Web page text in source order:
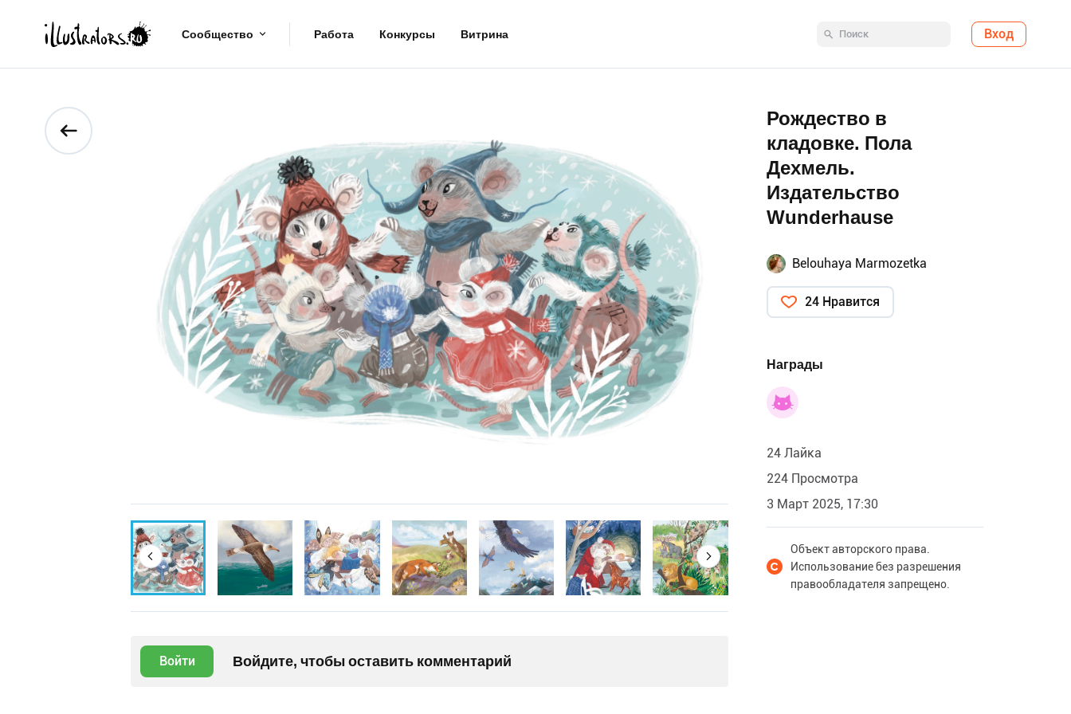
Сообщество Работа Конкурсы Витрина Вход
Войти Войдите, чтобы оставить комментарий
Рождество в
кладовке. Пола
Дехмель.
Издательство
Wunderhause
Belouhaya Marmozetka
24 Нравится
Награды
24 Лайка
224 Просмотра
3 Март 2025, 17:30
Объект авторского права.
Использование без разрешения
правообладателя запрещено.